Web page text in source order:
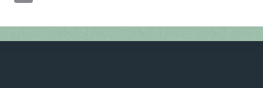
s
A
b
o
er gr
a
p